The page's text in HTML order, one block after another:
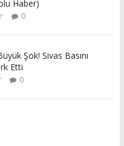
Haber)
0
Şok! Sivas Basını
Etti
0